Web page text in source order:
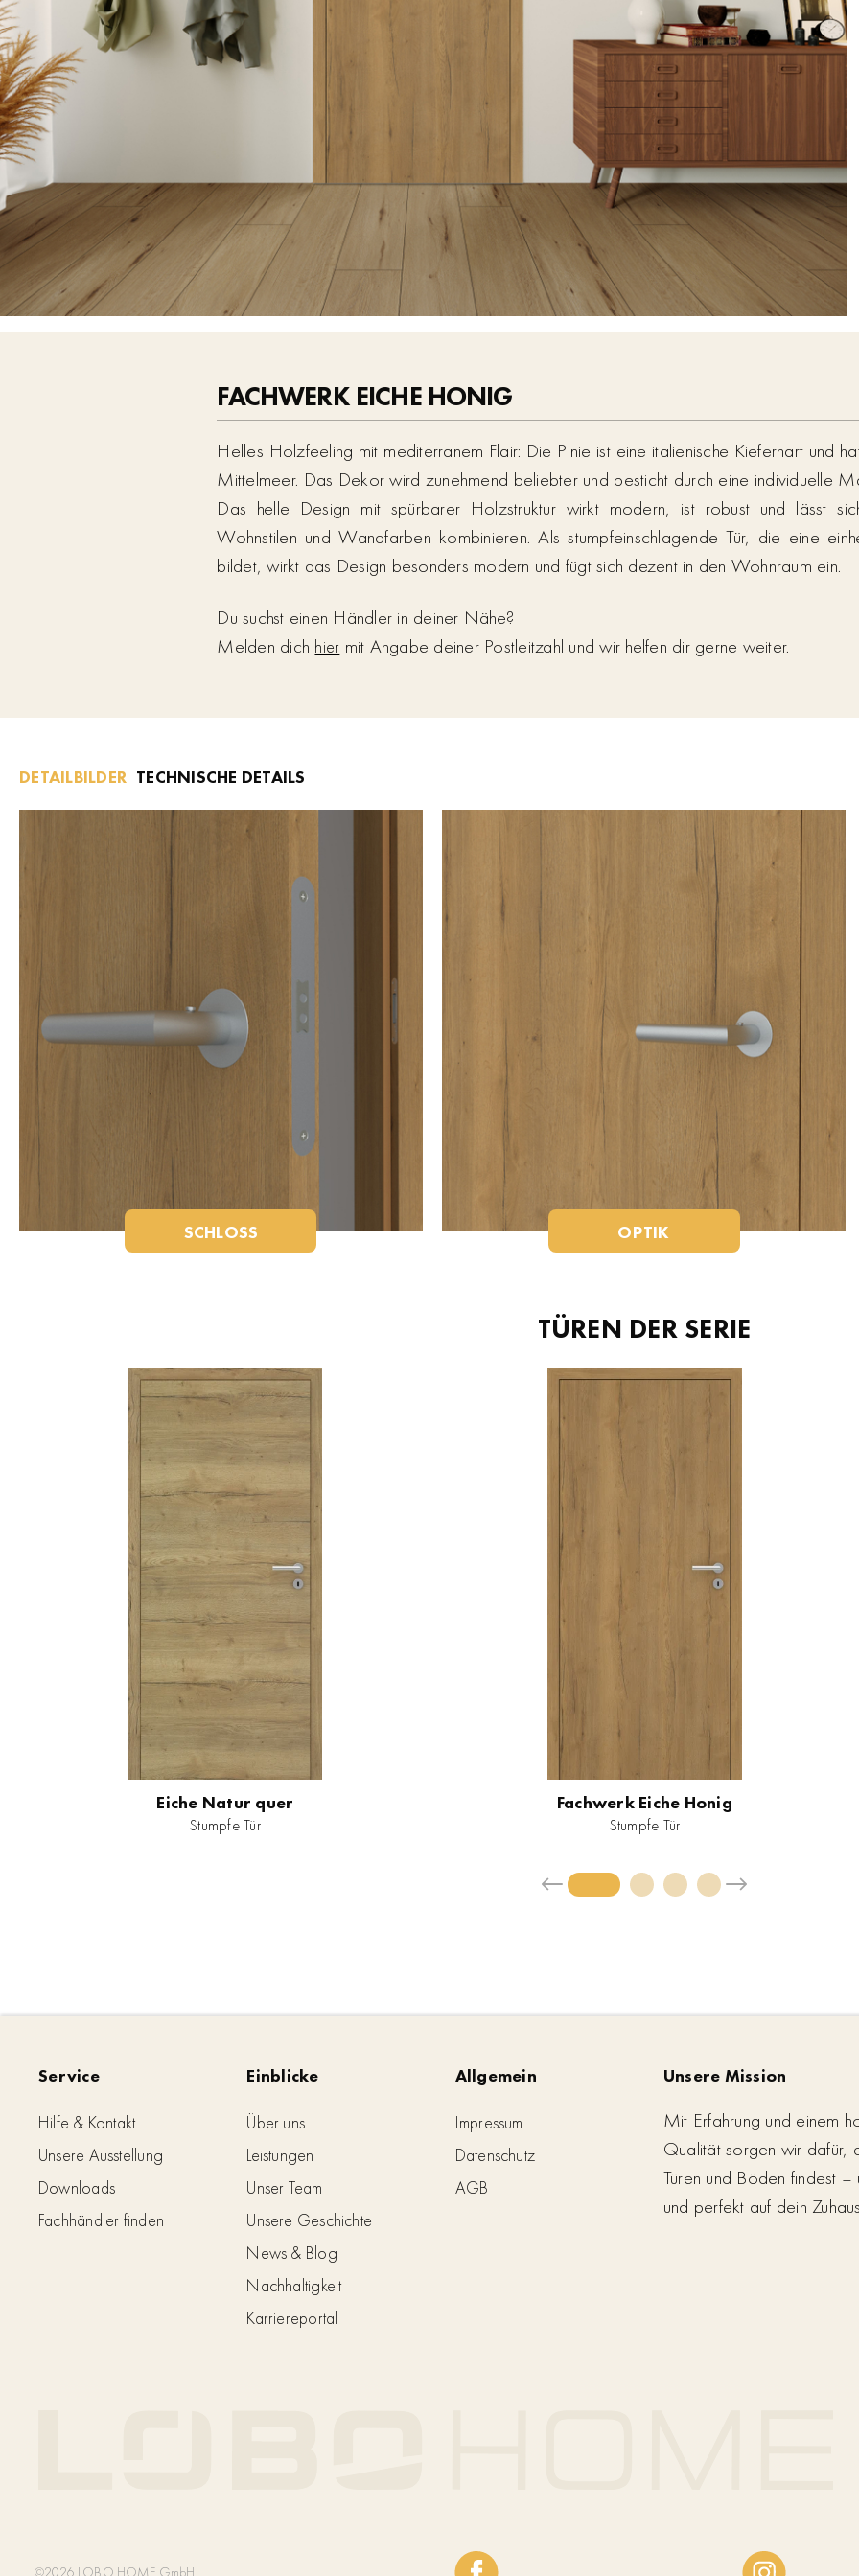
FACHWERK EICHE HONIG
Helles Holzfeeling mit mediterranem Flair: Die Pinie ist eine italienische Kiefernart und
Mittelmeer. Das Dekor wird zunehmend beliebter und besticht durch eine individuelle
Das helle Design mit spürbarer Holzstruktur wirkt modern, ist robust und lässt
Wohnstilen und Wandfarben kombinieren. Als stumpfeinschlagende Tür, die eine
bildet, wirkt das Design besonders modern und fügt sich dezent in den Wohnraum ein.
Du suchst einen Händler in deiner Nähe?
Melden dich hier mit Angabe deiner Postleitzahl und wir helfen dir gerne weiter.
DETAILBILDER TECHNISCHE DETAILS
SCHLOSS OPTIK
TÜREN DER SERIE
Eiche Natur quer
Stumpfe Tür
Fachwerk Eiche Honig
Stumpfe Tür
Service
Hilfe & Kontakt
Unsere Ausstellung
Downloads
Fachhändler finden
Einblicke
Über uns
Leistungen
Unser Team
Unsere Geschichte
News & Blog
Nachhaltigkeit
Karriereportal
Allgemein
Impressum
Datenschutz
AGB
Unsere Mission
Mit Erfahrung und einem
Qualität sorgen wir dafür,
Türen und Böden findest
und perfekt auf dein